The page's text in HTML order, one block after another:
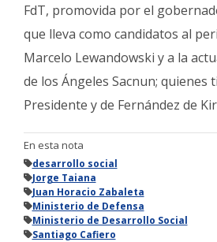
FdT, promovida por el
que lleva como candidatos al
Marcelo Lewandowski y a la
de los Ángeles Sacnun; quienes
Presidente y de Fernández de
En esta nota
desarrollo social
Jorge Taiana
Juan Horacio Zabaleta
Ministerio de Defensa
Ministerio de Desarrollo Social
Santiago Cafiero